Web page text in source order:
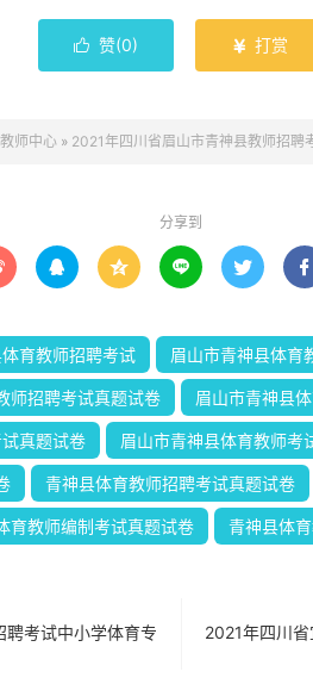
 赞(0)  打赏
师中心 » 2021年四川省眉山市青神县教师招聘
分享到
    
育教师招聘考试 眉山市青神县体育
师招聘考试真题试卷 眉山市青神县
真题试卷 眉山市青神县体育教师考
青神县体育教师招聘考试真题试卷
育教师编制考试真题试卷 青神县体
考试中小学体育专
2021年四川